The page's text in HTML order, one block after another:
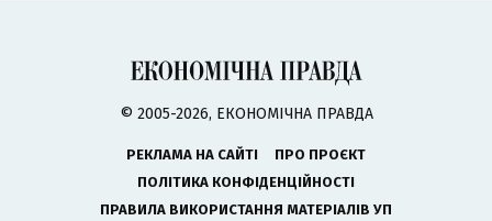
© 2005-2026, ЕКОНОМІЧНА ПРАВДА
РЕКЛАМА НА САЙТІ
ПРО ПРОЄКТ
ПОЛІТИКА КОНФІДЕНЦІЙНОСТІ
ПРАВИЛА ВИКОРИСТАННЯ МАТЕРІАЛІВ УП